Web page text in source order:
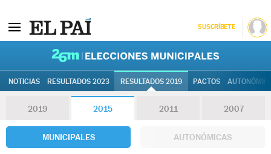
SUSCRÍBETE
NOTICIAS RESULTADOS 2023 RESULTADOS 2019 PACTOS
2019 2015 2011 2007
MUNICIPALES AUTONÓMICAS